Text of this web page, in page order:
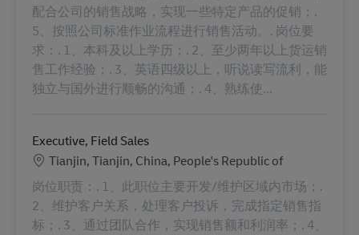
配合公司的销售战略，实现一些特定产品的促销；.
5、按照公司标准作业流程进行销售活动。. 岗位要
求：. 1、本科及以上学历；. 2、至少两年以上货运销
售工作经验；. 3、英语四级以上，听说读写流利，能
独立与国外进行顺畅的沟通；. 4、熟练使...
Executive, Field Sales
Standort
Tianjin, Tianjin, China, People's Republic of
岗位职责：. 1、此职位主要开发/维护区域内市场；.
2、维护客户关系，处理客户投诉，完成指定销售指
标；. 3、通过团队合作，实现销售额和利润率；. 4、